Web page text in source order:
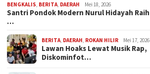
BENGKALIS BERITA DAERAH Mei 18, 2026
Santri Pondok Modern Nurul Hidayah Raih
…
BERITA DAERAH ROKAN HILIR Mei 17, 2026
Lawan Hoaks Lewat Musik Rap,
Diskominfot…